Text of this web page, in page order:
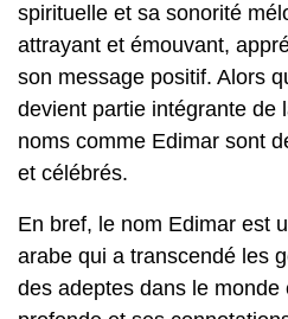
spirituelle et sa sonorité
attrayant et émouvant,
son message positif. Alors
devient partie intégrante de
noms comme Edimar sont
et célébrés.
En bref, le nom Edimar est
arabe qui a transcendé les
des adeptes dans le monde